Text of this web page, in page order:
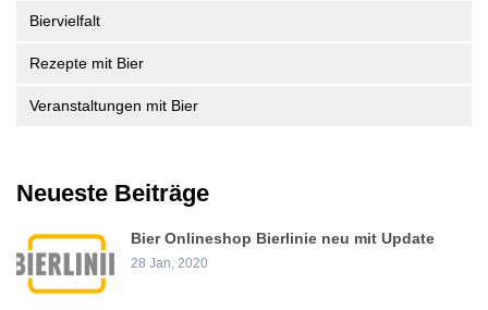
Biervielfalt
Rezepte mit Bier
Veranstaltungen mit Bier
Neueste Beiträge
Bier Onlineshop Bierlinie neu mit Update
28 Jan, 2020